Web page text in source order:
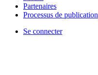
Partenaires
Processus de publication
Se connecter